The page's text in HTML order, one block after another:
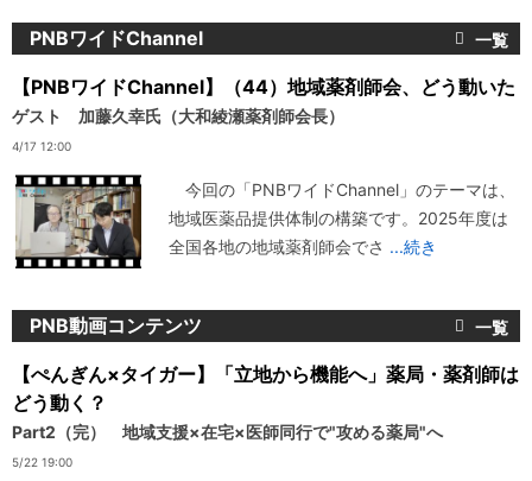
PNBワイドChannel
【PNBワイドChannel】（44）地域薬剤師会、どう動いた
ゲスト 加藤久幸氏（大和綾瀬薬剤師会長）
4/17 12:00
今回の「PNBワイドChannel」のテーマは、
地域医薬品提供体制の構築です。2025年度は
全国各地の地域薬剤師会でさ ...続き
PNB動画コンテンツ
【ぺんぎん×タイガー】「立地から機能へ」薬局・薬剤師は
どう動く？
Part2（完） 地域支援×在宅×医師同行で"攻める薬局"へ
5/22 19:00